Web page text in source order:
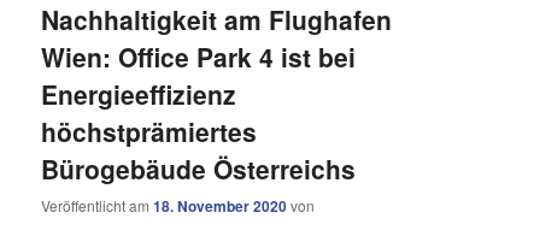
Nachhaltigkeit am Flughafen
Wien: Office Park 4 ist bei
Energieeffizienz
höchstprämiertes
Bürogebäude Österreichs
Veröffentlicht am18. November 2020von